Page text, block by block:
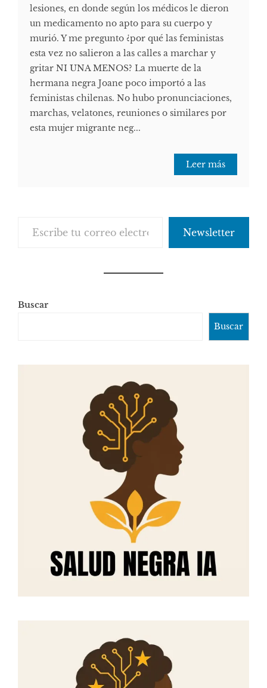
lesiones, en donde según los médicos le dieron
un medicamento no apto para su cuerpo y
murió. Y me pregunto ¿por qué las feministas
esta vez no salieron a las calles a marchar y
gritar NI UNA MENOS? La muerte de la
hermana negra Joane poco importó a las
feministas chilenas. No hubo pronunciaciones,
marchas, velatones, reuniones o similares por
esta mujer migrante neg...
Leer más
Newsletter
Buscar
Buscar